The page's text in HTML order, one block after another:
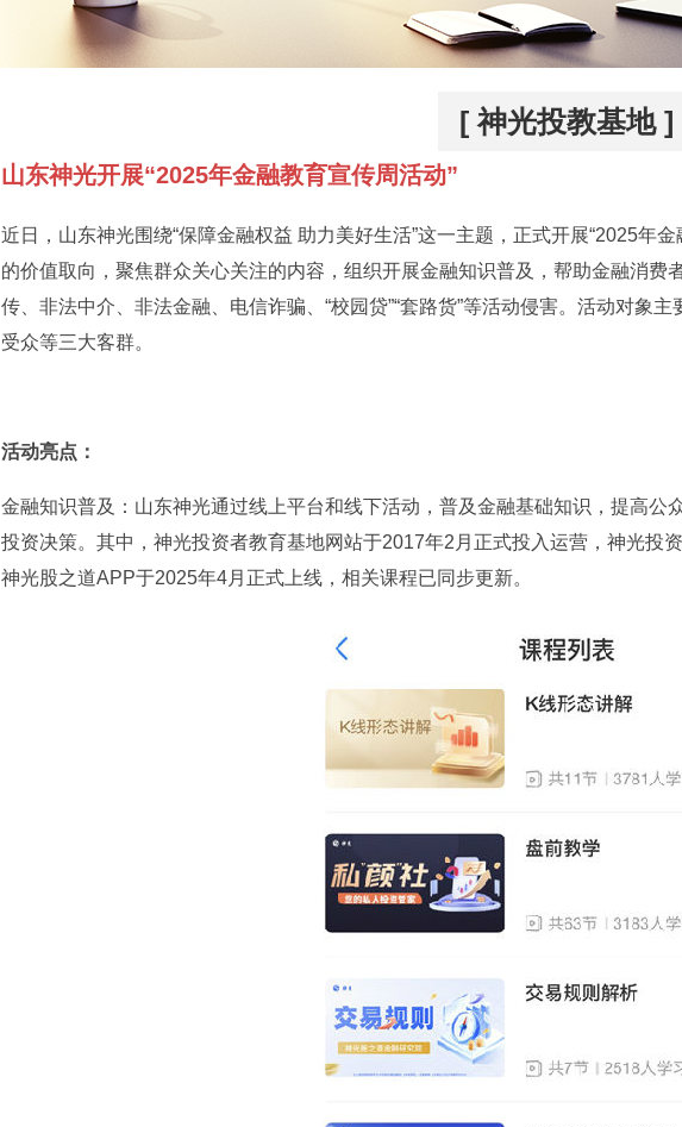
[ 神光投教基地 ]
山东神光开展“2025年金融教育宣传周活动”
近日，山东神光围绕“保障金融权益 助力美好生活”这一主题，正式开展“2025年
的价值取向，聚焦群众关心关注的内容，组织开展金融知识普及，帮助金融消费
传、非法中介、非法金融、电信诈骗、“校园贷”“套路货”等活动侵害。活动对象
受众等三大客群。
活动亮点：
金融知识普及：山东神光通过线上平台和线下活动，普及金融基础知识，提高公
投资决策。其中，神光投资者教育基地网站于2017年2月正式投入运营，神光投
神光股之道APP于2025年4月正式上线，相关课程已同步更新。